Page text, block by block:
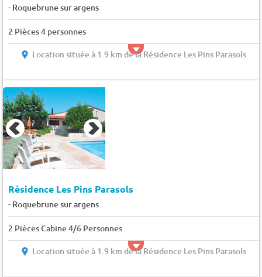
- Roquebrune sur argens
2 Pièces 4 personnes
Location située à 1.9 km de la Résidence Les Pins Parasols
Résidence Les Pins Parasols
- Roquebrune sur argens
2 Pièces Cabine 4/6 Personnes
Location située à 1.9 km de la Résidence Les Pins Parasols